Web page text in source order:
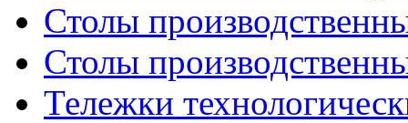
Столы
Столы
Тележки